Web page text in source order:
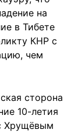
на
в Тибете
КНР с
чем
сторона
10-летия
Хрущёвым